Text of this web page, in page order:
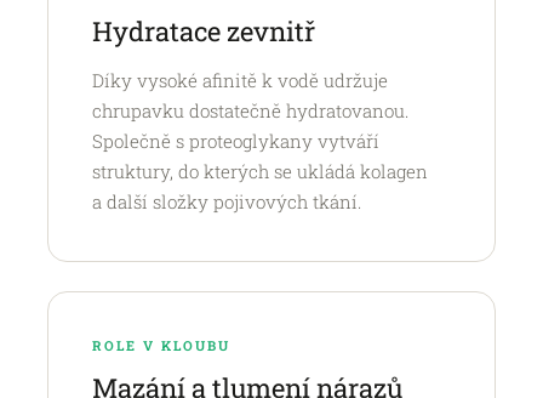
Hydratace zevnitř
Díky vysoké afinitě k vodě udržuje
chrupavku dostatečně hydratovanou.
Společně s proteoglykany vytváří
struktury, do kterých se ukládá kolagen
a další složky pojivových tkání.
ROLE V KLOUBU
Mazání a tlumení nárazů